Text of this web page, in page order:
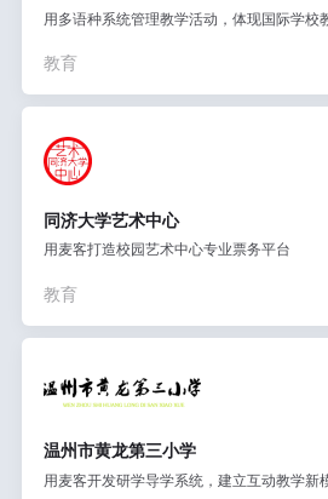
用多语种系统管理教学活动，体现国际学校
教育
同济大学艺术中心
用麦客打造校园艺术中心专业票务平台
教育
温州市黄龙第三小学
用麦客开发研学导学系统，建立互动教学新